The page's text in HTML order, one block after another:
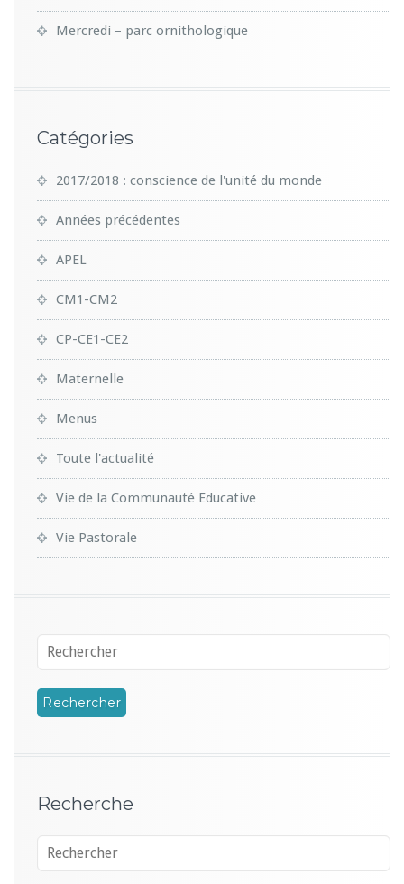
Mercredi – parc ornithologique
Catégories
2017/2018 : conscience de l'unité du monde
Années précédentes
APEL
CM1-CM2
CP-CE1-CE2
Maternelle
Menus
Toute l'actualité
Vie de la Communauté Educative
Vie Pastorale
Recherche